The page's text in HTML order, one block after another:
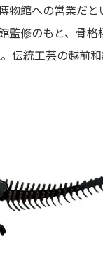
物館への営業だ
監修のもと、骨
伝統工芸の越前